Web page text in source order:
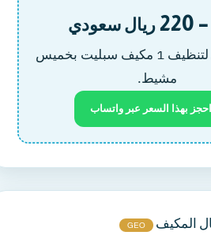
ريال سعودي
سعر تقديري لتنظيف 1 مكيف سبليت بخميس
مشيط.
بهذا السعر عبر واتساب
المكيف GEO